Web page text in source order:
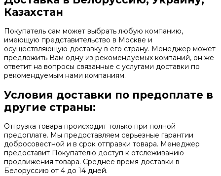
Казахстан
Покупатель сам может выбрать любую компанию,
имеющую представительство в Москве и
осуществляющую доставку в его страну. Менеджер может
предложить Вам одну из рекомендуемых компаний, он же
ответит на вопросы связанные с услугами доставки по
рекомендуемым нами компаниям.
Условия доставки по предоплате в
другие страны:
Отгрузка товара происходит только при полной
предоплате. Мы предоставляем серьезные гарантии
добросовестной и в срок отправки товара. Менеджер
предоставит Покупателю доступ к отслеживанию
продвижения товара. Среднее время доставки в
Белоруссию от 4 до 14 дней.